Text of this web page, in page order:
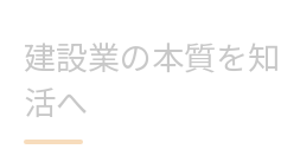
建設業の本質を
活へ